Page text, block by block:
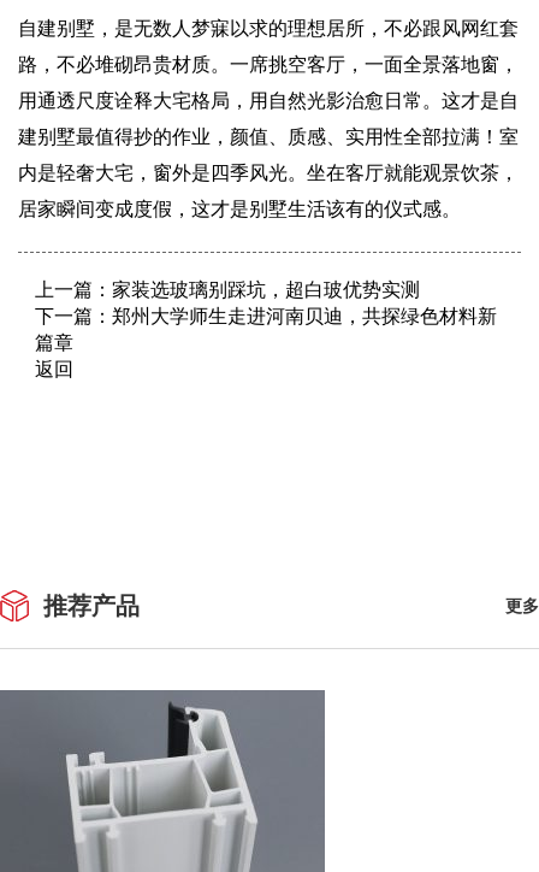
自建别墅，是无数人梦寐以求的理想居所，不必跟风网红套
路，不必堆砌昂贵材质。一席挑空客厅，一面全景落地窗，
用通透尺度诠释大宅格局，用自然光影治愈日常。这才是自
建别墅最值得抄的作业，颜值、质感、实用性全部拉满！室
内是轻奢大宅，窗外是四季风光。坐在客厅就能观景饮茶，
居家瞬间变成度假，这才是别墅生活该有的仪式感。
上一篇： 家装选玻璃别踩坑，超白玻优势实测
下一篇： 郑州大学师生走进河南贝迪，共探绿色材料新
篇章
返回
推荐产品 更多